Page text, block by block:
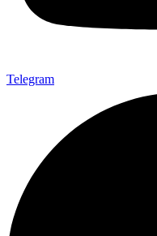
Telegram